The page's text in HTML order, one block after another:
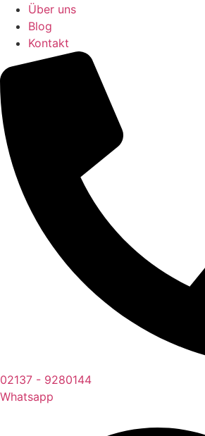
Über uns
Blog
Kontakt
02137 - 9280144
Whatsapp